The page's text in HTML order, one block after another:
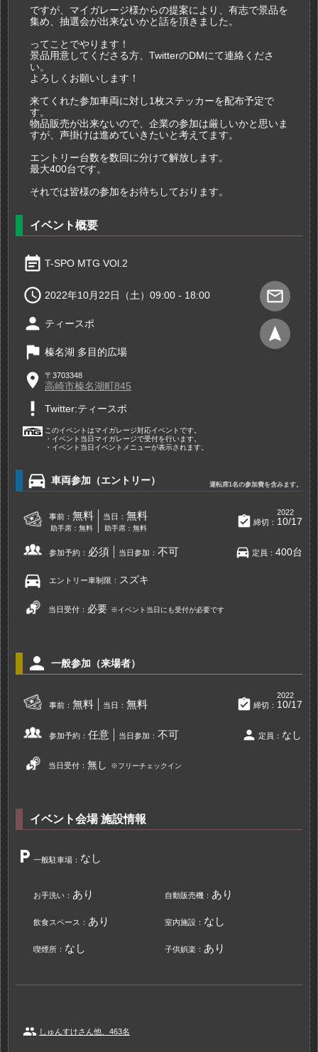
ですが、マイガレージ様からの提案により、有志で景品を
集め、抽選会が出来ないかと話を頂きました。
ってことでやります！
景品用意してくださる方、TwitterのDMにて連絡くださ
い。
よろしくお願いします！
来てくれた参加車両に対し1枚ステッカーを配布予定で
す。
物品販売が出来ないので、企業の参加は厳しいかと思いま
すが、声掛けは進めていきたいと考えてます。
エントリー台数を数回に分けて解放します。
最大400台です。
それでは皆様の参加をお待ちしております。
イベント概要
event_note T-SPO MTG VOl.2
 2022年10月22日（土）09:00 - 18:00
person ティースポ
flag 榛名湖 多目的広場
place 〒3703348
高崎市榛名湖町845
priority_high Twitter:ティースポ
このイベントはマイガレージ対応イベントです。
・イベント当日マイガレージで受付を行います。
・イベント当日イベントメニューが表示されます。
mail_outline
navigation
directions_car 車両参加（エントリー） 運転席1名の参加費を含みます。
事前： 無料
助手席：無料
当日： 無料
助手席：無料 assignment_turned_in 締切：
2022
10/17
参加予約： 必須 当日参加： 不可 directions_car 定員： 400台
directions_car エントリー車制限： スズキ
当日受付： 必要 ※イベント当日にも受付が必要です
person 一般参加（来場者）
事前： 無料 当日： 無料 assignment_turned_in 締切：
2022
10/17
参加予約： 任意 当日参加： 不可 person 定員： なし
当日受付：無し ※フリーチェックイン
イベント会場 施設情報
local_parking 一般駐車場： なし
お手洗い： あり 自動販売機： あり
飲食スペース： あり 室内施設： なし
喫煙所： なし 子供娯楽： あり
people しゅんすけさん他、463名